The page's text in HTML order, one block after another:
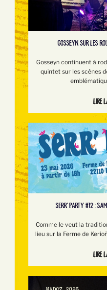
GOSSEYN SUR LES
Gosseyn continuent à
quintet sur les scènes
Lire
SERR’ PARTY #12 :
Comme le veut la
lieu sur la Ferme de
Lire